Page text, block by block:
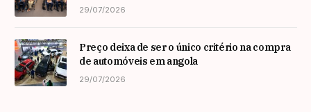
29/07/2026
Preço deixa de ser o único critério na compra
de automóveis em angola
29/07/2026